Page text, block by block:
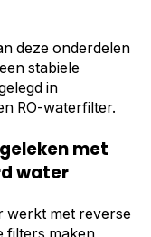
deze onderdelen
stabiele
in
RO-waterfilter.
met
water
werkt met reverse